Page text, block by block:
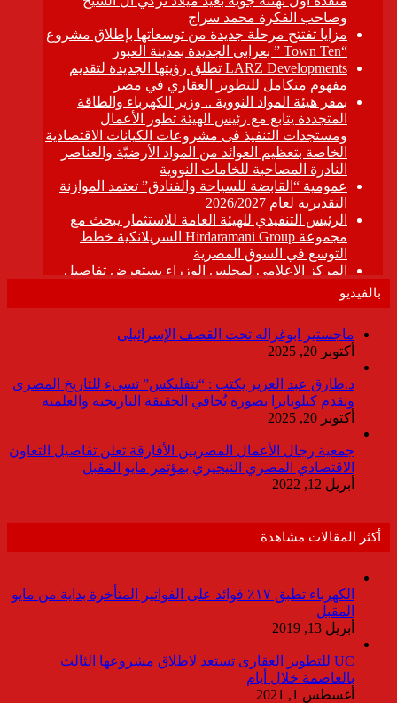
بالفيديو
ماجستير ابوغزاله تحت القصف الإسرائيلى
أكتوبر 20, 2025
د.طارق عبد العزيز يكتب : “نتفليكس” تسىء للتاريخ المصرى
وتقدم كيلوباترا بصورة تُجافي الحقيقة التاريخية والعلمية
أكتوبر 20, 2025
جمعية رجال الأعمال المصريين الأفارقة تعلن تفاصيل التعاون
الاقتصادي المصري النيجيري بمؤتمر مايو المقبل
أبريل 12, 2022
أكثر المقالات مشاهدة
الكهرباء تطبق ١٧٪ فوائد على الفواتير المتأخرة بداية من مايو
المقبل
أبريل 13, 2019
UC للتطوير العقارى تستعد لاطلاق مشروعها الثالث
بالعاصمة خلال أيام
أغسطس 1, 2021